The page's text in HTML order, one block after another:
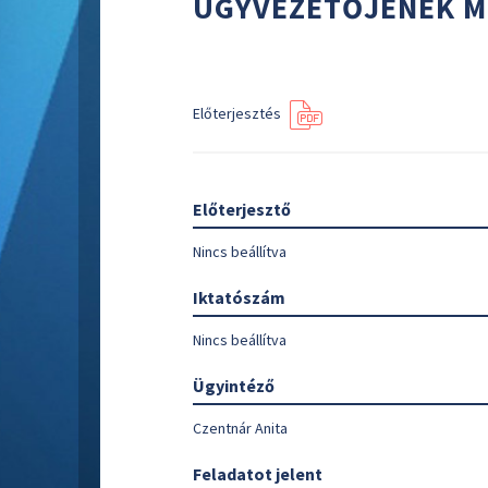
Előterjesztés
Előterjesztő
Nincs beállítva
Iktatószám
Nincs beállítva
Ügyintéző
Czentnár Anita
Feladatot jelent